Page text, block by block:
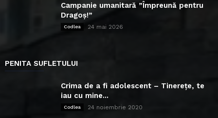
Campanie umanitară ”Împreună pentru
Dragoș!”
Codlea 24 mai 2026
PENITA SUFLETULUI
Crima de a fi adolescent – Tinerețe, te
iau cu mine...
Codlea 24 noiembrie 2020